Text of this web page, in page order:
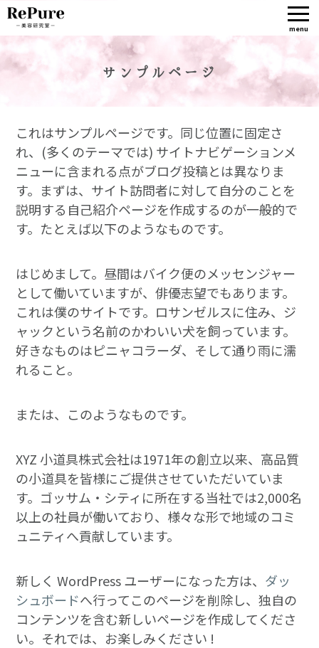
menu
サンプルページ
これはサンプルページです。同じ位置に固定さ
れ、(多くのテーマでは) サイトナビゲーションメ
ニューに含まれる点がブログ投稿とは異なりま
す。まずは、サイト訪問者に対して自分のことを
説明する自己紹介ページを作成するのが一般的で
す。たとえば以下のようなものです。
はじめまして。昼間はバイク便のメッセンジャー
として働いていますが、俳優志望でもあります。
これは僕のサイトです。ロサンゼルスに住み、ジ
ャックという名前のかわいい犬を飼っています。
好きなものはピニャコラーダ、そして通り雨に濡
れること。
または、このようなものです。
XYZ 小道具株式会社は1971年の創立以来、高品質
の小道具を皆様にご提供させていただいていま
す。ゴッサム・シティに所在する当社では2,000名
以上の社員が働いており、様々な形で地域のコミ
ュニティへ貢献しています。
新しく WordPress ユーザーになった方は、 ダッ
シュボードへ行ってこのページを削除し、独自の
コンテンツを含む新しいページを作成してくださ
い。それでは、お楽しみください !